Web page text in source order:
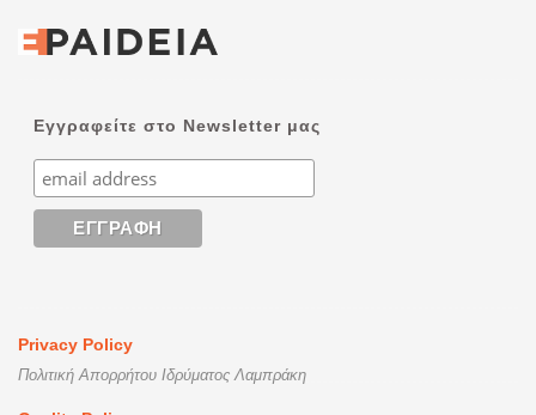
Εγγραφείτε στο Newsletter μας
Privacy Policy
Πολιτική Απορρήτου Ιδρύματος Λαμπράκη